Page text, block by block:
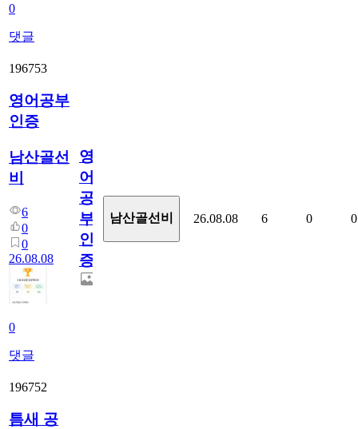
0
댓글
196753
영어공부
인증
남산골선
비
6
0
0
26.08.08
0
댓글
영
어
공
부
인
증
남산골선비 26.08.08 6 0 0
196752
틈새 공